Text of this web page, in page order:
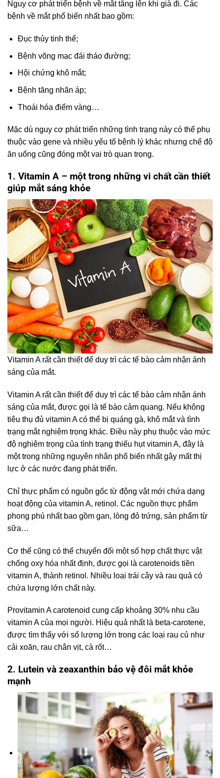
Nguy cơ phát triển bệnh về mắt tăng lên khi già đi. Các
bệnh về mắt phổ biến nhất bao gồm:
Đục thủy tinh thể;
Bệnh võng mạc đái tháo đường;
Hội chứng khô mắt;
Bệnh tăng nhãn áp;
Thoái hóa điểm vàng…
Mặc dù nguy cơ phát triển những tình trạng này có thể phụ
thuộc vào gene và nhiều yếu tố bệnh lý khác nhưng chế độ
ăn uống cũng đóng một vai trò quan trọng.
1. Vitamin A – một trong những vi chất cần thiết
giúp mắt sáng khỏe
Vitamin A rất cần thiết để duy trì các tế bào cảm nhận ánh
sáng của mắt.
Vitamin A rất cần thiết để duy trì các tế bào cảm nhận ánh
sáng của mắt, được gọi là tế bào cảm quang. Nếu không
tiêu thụ đủ vitamin A có thể bị quáng gà, khô mắt và tình
trạng mắt nghiêm trọng khác. Điều này phụ thuộc vào mức
độ nghiêm trọng của tình trạng thiếu hụt vitamin A, đây là
một trong những nguyên nhân phổ biến nhất gây mất thị
lực ở các nước đang phát triển.
Chỉ thực phẩm có nguồn gốc từ động vật mới chứa dạng
hoạt động của vitamin A, retinol. Các nguồn thực phẩm
phong phú nhất bao gồm gan, lòng đỏ trứng, sản phẩm từ
sữa…
Cơ thể cũng có thể chuyển đổi một số hợp chất thực vật
chống oxy hóa nhất định, được gọi là carotenoids tiền
vitamin A, thành retinol. Nhiều loại trái cây và rau quả có
chứa lượng lớn chất này.
Provitamin A carotenoid cung cấp khoảng 30% nhu cầu
vitamin A của mọi người. Hiệu quả nhất là beta-carotene,
được tìm thấy với số lượng lớn trong các loại rau củ như
cải xoăn, rau chân vịt, cà rốt…
2. Lutein và zeaxanthin bảo vệ đôi mắt khỏe
mạnh